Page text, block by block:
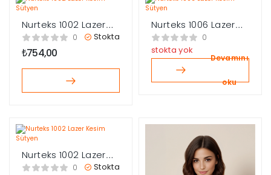
Nurteks 1002 Lazer
Kesim Sütyen
0 Stokta
₺754,00
Nurteks 1006 Lazer
Kesim Sütyen
0
stokta yok
Devamını
oku
Nurteks 1002 Lazer
Kesim Sütyen
0 Stokta